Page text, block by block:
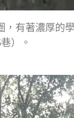
有著濃厚的
） 。